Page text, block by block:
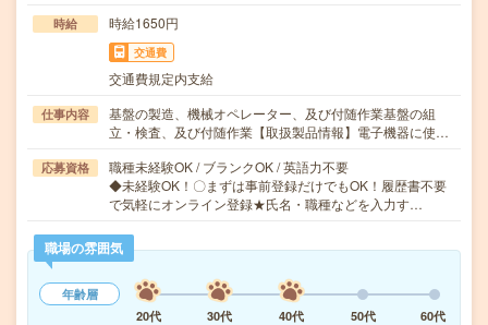
時給 時給1650円
交通費
交通費規定内支給
仕事内容
基盤の製造、機械オペレーター、及び付随作業基盤の組
立・検査、及び付随作業【取扱製品情報】電子機器に使…
応募資格
職種未経験OK / ブランクOK / 英語力不要
◆未経験OK！〇まずは事前登録だけでもOK！履歴書不要
で気軽にオンライン登録★氏名・職種などを入力す…
職場の雰囲気
年齢層
20代
30代 40代 50代 60代